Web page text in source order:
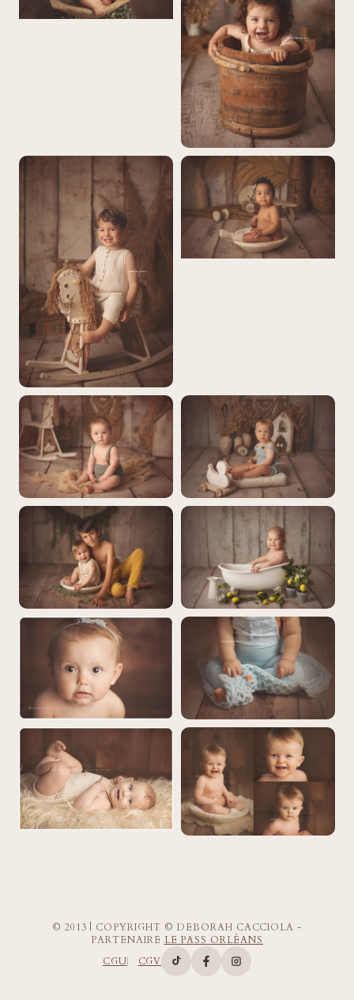
© 2013 | COPYRIGHT © DEBORAH CACCIOLA -
PARTENAIRE LE PASS ORLÉANS
CGU
CGV Compte TikTok de Deborah
Page Facebook de
Compte Instagram